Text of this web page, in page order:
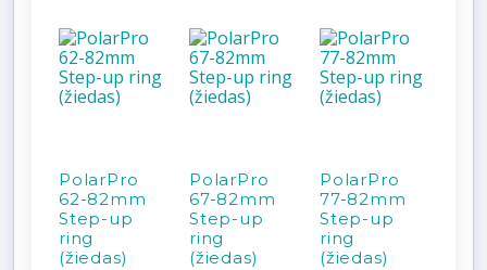
PolarPro
62-82mm
Step-up
ring
(žiedas)
PolarPro
67-82mm
Step-up
ring
(žiedas)
PolarPro
77-82mm
Step-up
ring
(žiedas)